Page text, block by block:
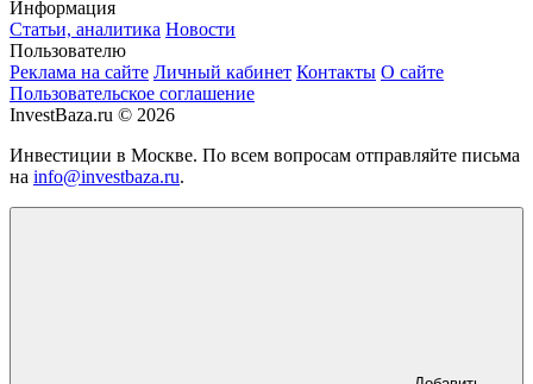
Информация
Статьи, аналитика Новости
Пользователю
Реклама на сайте Личный кабинет Контакты О сайте
Пользовательское соглашение
InvestBaza.ru © 2026
Инвестиции в Москве. По всем вопросам отправляйте письма
на info@investbaza.ru.